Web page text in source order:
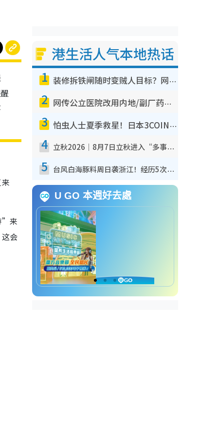
”来
会
港生活人气本地热话
1 装修拆铁闸随时变贼人目标？网友揭2大关键用途：装新款等于白装？附新旧铁闸分别
2 网传公立医院改用内地/副厂药？医生拆解正副厂分别，揭4类人换药随时出事
3 怕虫人士夏季救星！日本3COINS爆红驱虫神器$45起 1招“全程免触碰”轻松搞定小强
4 立秋2026｜8月7日立秋进入“多事之秋” 3件事不可做！专家教6招开运 清杂物／钱包纳气接好运
5 台风白海豚料周日袭浙江！经历5次“眼壁置换”极罕见 成登陆内地最长途台风
U GO 本週好去處